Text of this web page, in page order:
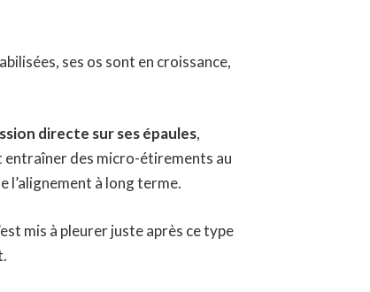
ses os sont en croissance,
directe sur ses épaules,
entraîner des micro-étirements au
l’alignement à long terme.
mis à pleurer juste après ce type